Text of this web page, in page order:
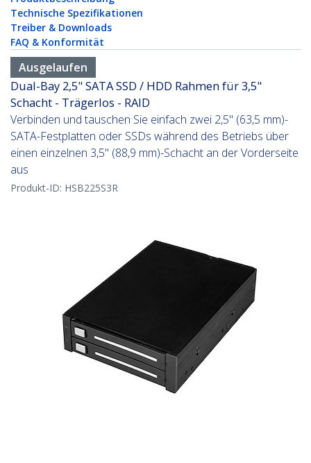
Technische Spezifikationen
Treiber & Downloads
FAQ & Konformität
Ausgelaufen
Dual-Bay 2,5" SATA SSD / HDD Rahmen für 3,5"
Schacht - Trägerlos - RAID
Verbinden und tauschen Sie einfach zwei 2,5" (63,5 mm)-
SATA-Festplatten oder SSDs während des Betriebs über
einen einzelnen 3,5" (88,9 mm)-Schacht an der Vorderseite
aus
Produkt-ID: HSB225S3R